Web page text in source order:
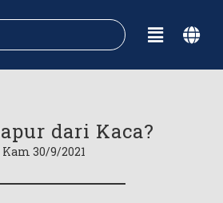
dari Kaca?
Kam 30/9/2021